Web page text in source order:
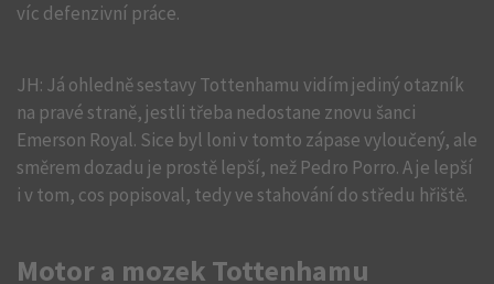
víc defenzivní práce.
JH: Já ohledně sestavy Tottenhamu vidím jediný otazník
na pravé straně, jestli třeba nedostane znovu šanci
Emerson Royal. Sice byl loni v tomto zápase vyloučený, ale
směrem dozadu je prostě lepší, než Pedro Porro. A je lepší
i v tom, cos popisoval, tedy ve stahování do středu hřiště.
Motor a mozek Tottenhamu